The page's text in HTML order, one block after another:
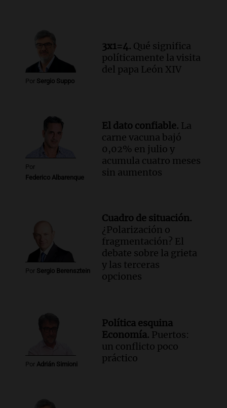
temporales y cambios legislativos
Panorama Federal
Episodios
Audio.Monseñor Raúl Pizarro Travers es
el actual secretario general de la
Episodios
Por Sergio Suppo
3x1=4. Qué significa
políticamente la visita
del papa León XIV
Por
Federico Albarenque
El dato confiable. La
carne vacuna bajó
0,02% en julio y
acumula cuatro meses
sin aumentos
Por Sergio Berensztein
Cuadro de situación.
¿Polarización o
fragmentación? El
debate sobre la grieta
y las terceras
opciones
Por Adrián Simioni
Política esquina
Economía. Puertos:
un conflicto poco
práctico